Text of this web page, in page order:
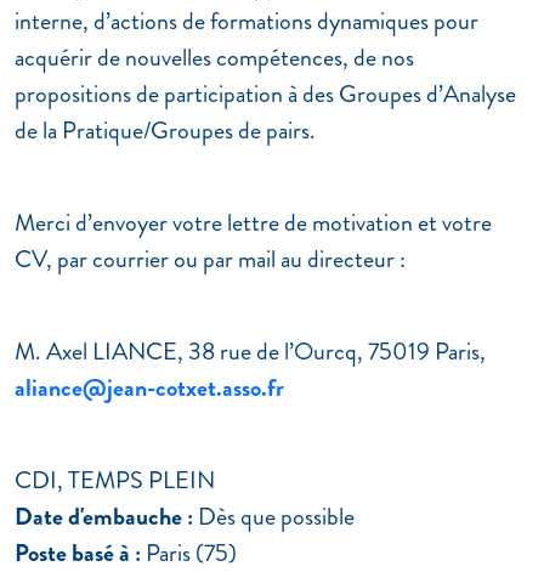
interne, d’actions de formations dynamiques pour
acquérir de nouvelles compétences, de nos
propositions de participation à des Groupes d’Analyse
de la Pratique/Groupes de pairs.
Merci d’envoyer votre lettre de motivation et votre
CV, par courrier ou par mail au directeur :
M. Axel LIANCE, 38 rue de l’Ourcq, 75019 Paris,
aliance@jean-cotxet.asso.fr
CDI, TEMPS PLEIN
Date d'embauche : Dès que possible
Poste basé à : Paris (75)